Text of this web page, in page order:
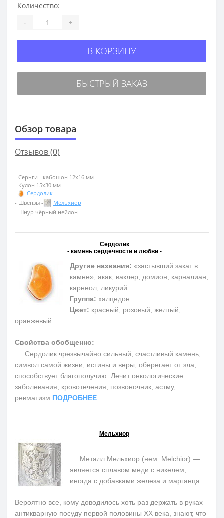
Количество:
- +
В КОРЗИНУ
БЫСТРЫЙ ЗАКАЗ
Обзор товара
Отзывов (0)
- Серьги - кабошон 12х16 мм
- Кулон 15х30 мм
-
Сердолик
- Швензы -
Мельхиор
- Шнур чёрный нейлон
Сердолик
- камень сердечности и любви -
Другие названия: «застывший закат в
камне», акак, ваклер, домион, карналиан,
карнеол, ликурий
Группа: халцедон
Цвет: красный, розовый, желтый,
оранжевый
Свойства обобщенно:
Сердолик чрезвычайно сильный, счастливый камень,
символ самой жизни, истины и веры, оберегает от зла,
способствует благополучию. Лечит онкологические
заболевания, кровотечения, позвоночник, астму,
ревматизм ПОДРОБНЕЕ
Мельхиор
Металл Мельхиор (нем. Melchior) —
является сплавом меди с никелем,
иногда с добавками железа и марганца.
Вероятно все, кому доводилось хоть раз держать в руках
антикварную посуду первой половины ХХ века, знают, что